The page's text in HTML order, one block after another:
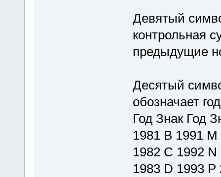
Девятый
контрольная
предыдущие
Десятый
обозначает
Год Знак Год
1981 B 1991
1982 C 1992 N
1983 D 1993 P